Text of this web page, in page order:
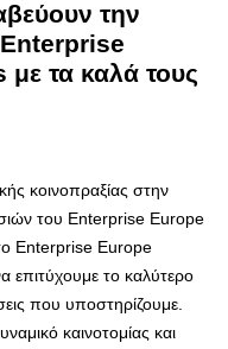
την
Enterprise
τα καλά τους
κοινοπραξίας στην
του Enterprise Europe
Enterprise Europe
επιτύχουμε το καλύτερο
που υποστηρίζουμε.
καινοτομίας και